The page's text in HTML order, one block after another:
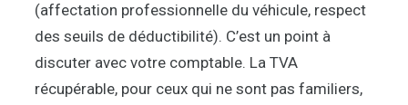
(affectation professionnelle du véhicule, respect
des seuils de déductibilité). C’est un point à
discuter avec votre comptable. La TVA
récupérable, pour ceux qui ne sont pas familiers,